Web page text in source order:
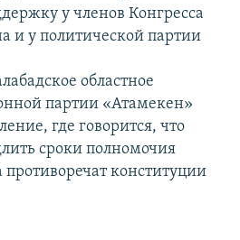
у членов Конгресса
и у политической партии
областное
партии «Атамекен»
где говорится, что
сроки полномочия
конституции